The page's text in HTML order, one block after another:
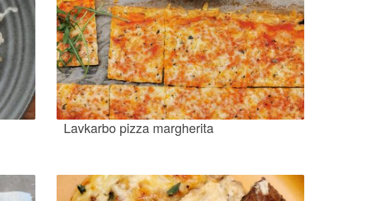
Lavkarbo pizza margherita